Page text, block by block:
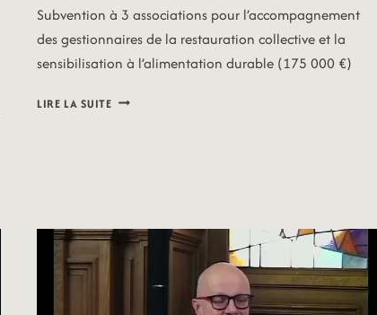
Subvention à 3 associations pour l’accompagnement
des gestionnaires de la restauration collective et la
sensibilisation à l’alimentation durable (175 000 €)
LIRE LA SUITE26/07/07